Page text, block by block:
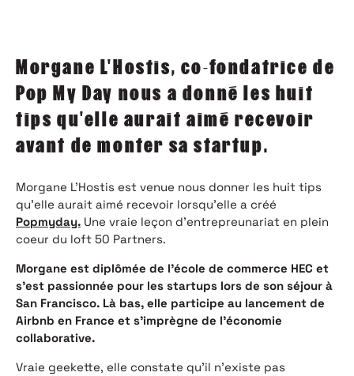
Morgane L'Hostis, co-fondatrice de
Pop My Day nous a donné les huit
tips qu'elle aurait aimé recevoir
avant de monter sa startup.
Morgane L’Hostis est venue nous donner les huit tips
qu’elle aurait aimé recevoir lorsqu’elle a créé
Popmyday. Une vraie leçon d’entrepreunariat en plein
coeur du loft 50 Partners.
Morgane est diplômée de l’école de commerce HEC et
s’est passionnée pour les startups lors de son séjour à
San Francisco. Là bas, elle participe au lancement de
Airbnb en France et s’imprègne de l’économie
collaborative.
Vraie geekette, elle constate qu’il n’existe pas